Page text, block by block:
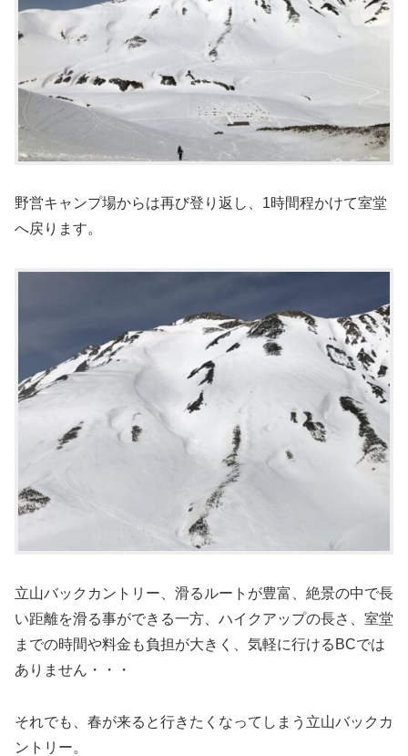
野営キャンプ場からは再び登り返し、1時間程かけて室堂
へ戻ります。
立山バックカントリー、滑るルートが豊富、絶景の中で長
い距離を滑る事ができる一方、ハイクアップの長さ、室堂
までの時間や料金も負担が大きく、気軽に行けるBCでは
ありません・・・
それでも、春が来ると行きたくなってしまう立山バックカ
ントリー。